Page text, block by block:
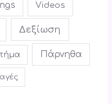
Videos
Δεξίωση
Πάρνηθα